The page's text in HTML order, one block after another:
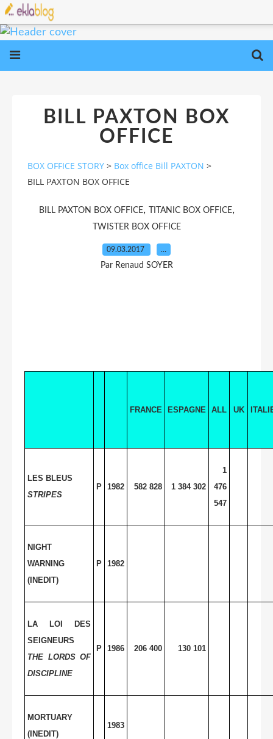
BILL PAXTON BOX
OFFICE
BOX OFFICE STORY > Box office Bill PAXTON >
BILL PAXTON BOX OFFICE
BILL PAXTON BOX OFFICE, TITANIC BOX OFFICE,
TWISTER BOX OFFICE
09.03.2017 …
Par Renaud SOYER
FRANCE ESPAGNE ALL UK
LES BLEUS
STRIPES
P 1982 582 828 1 384 302
1
476
547
NIGHT
WARNING
(INEDIT)
P 1982
LA LOI DES
SEIGNEURS
THE LORDS OF
DISCIPLINE
P 1986 206 400 130 101
MORTUARY
(INEDIT)
1983